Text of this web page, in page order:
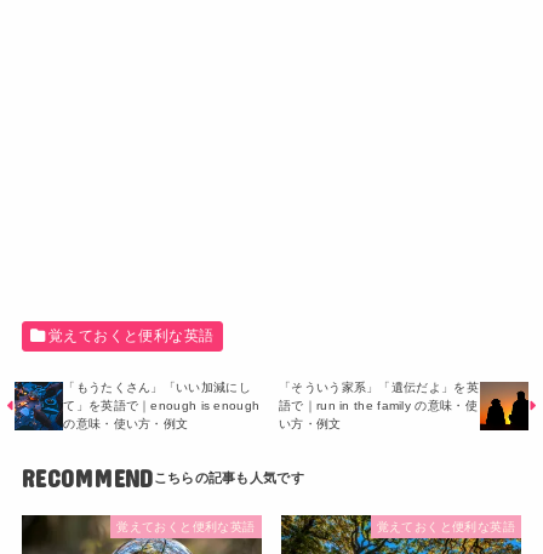
覚えておくと便利な英語
「もうたくさん」「いい加減にし
て」を英語で｜enough is enough
の意味・使い方・例文
「そういう家系」「遺伝だよ」を英
語で｜run in the family の意味・使
い方・例文
RECOMMEND
覚えておくと便利な英語 覚えておくと便利な英語